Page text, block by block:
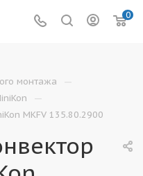
0
монтажа —
—
MKFV 135.80.2900